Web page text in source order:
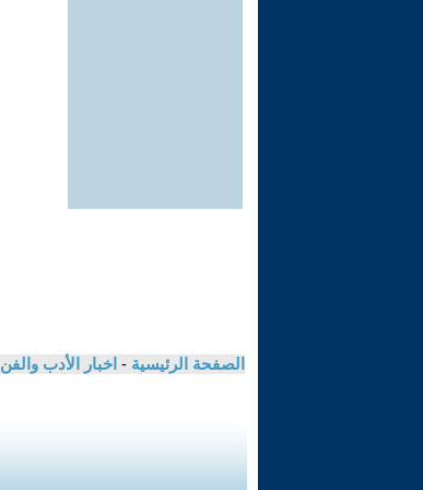
الصفحة الرئيسية - اخبار الأدب والفن